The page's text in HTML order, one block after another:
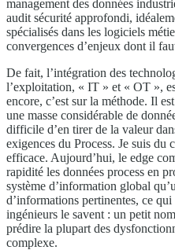
management des données
audit sécurité approfondi,
spécialisés dans les logiciels
convergences d’enjeux dont il
De fait, l’intégration des
l’exploitation, « IT » et « OT »,
encore, c’est sur la méthode. Il
une masse considérable de
difficile d’en tirer de la valeur
exigences du Process. Je suis du
efficace. Aujourd’hui, le edge
rapidité les données process en
système d’information global
d’informations pertinentes, ce
ingénieurs le savent : un petit
prédire la plupart des
complexe.